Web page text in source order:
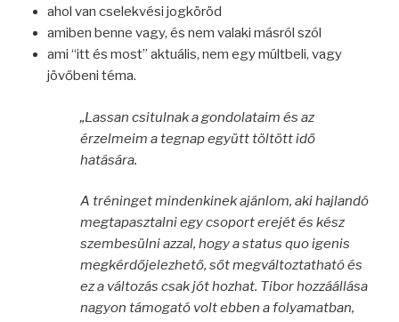
ahol van cselekvési jogköröd
amiben benne vagy, és nem valaki másról szól
ami “itt és most” aktuális, nem egy múltbeli, vagy
jövőbeni téma.
„Lassan csitulnak a gondolataim és az
érzelmeim a tegnap együtt töltött idő
hatására.
A tréninget mindenkinek ajánlom, aki hajlandó
megtapasztalni egy csoport erejét és kész
szembesülni azzal, hogy a status quo igenis
megkérdőjelezhető, sőt megváltoztatható és
ez a változás csak jót hozhat. Tibor hozzáállása
nagyon támogató volt ebben a folyamatban,